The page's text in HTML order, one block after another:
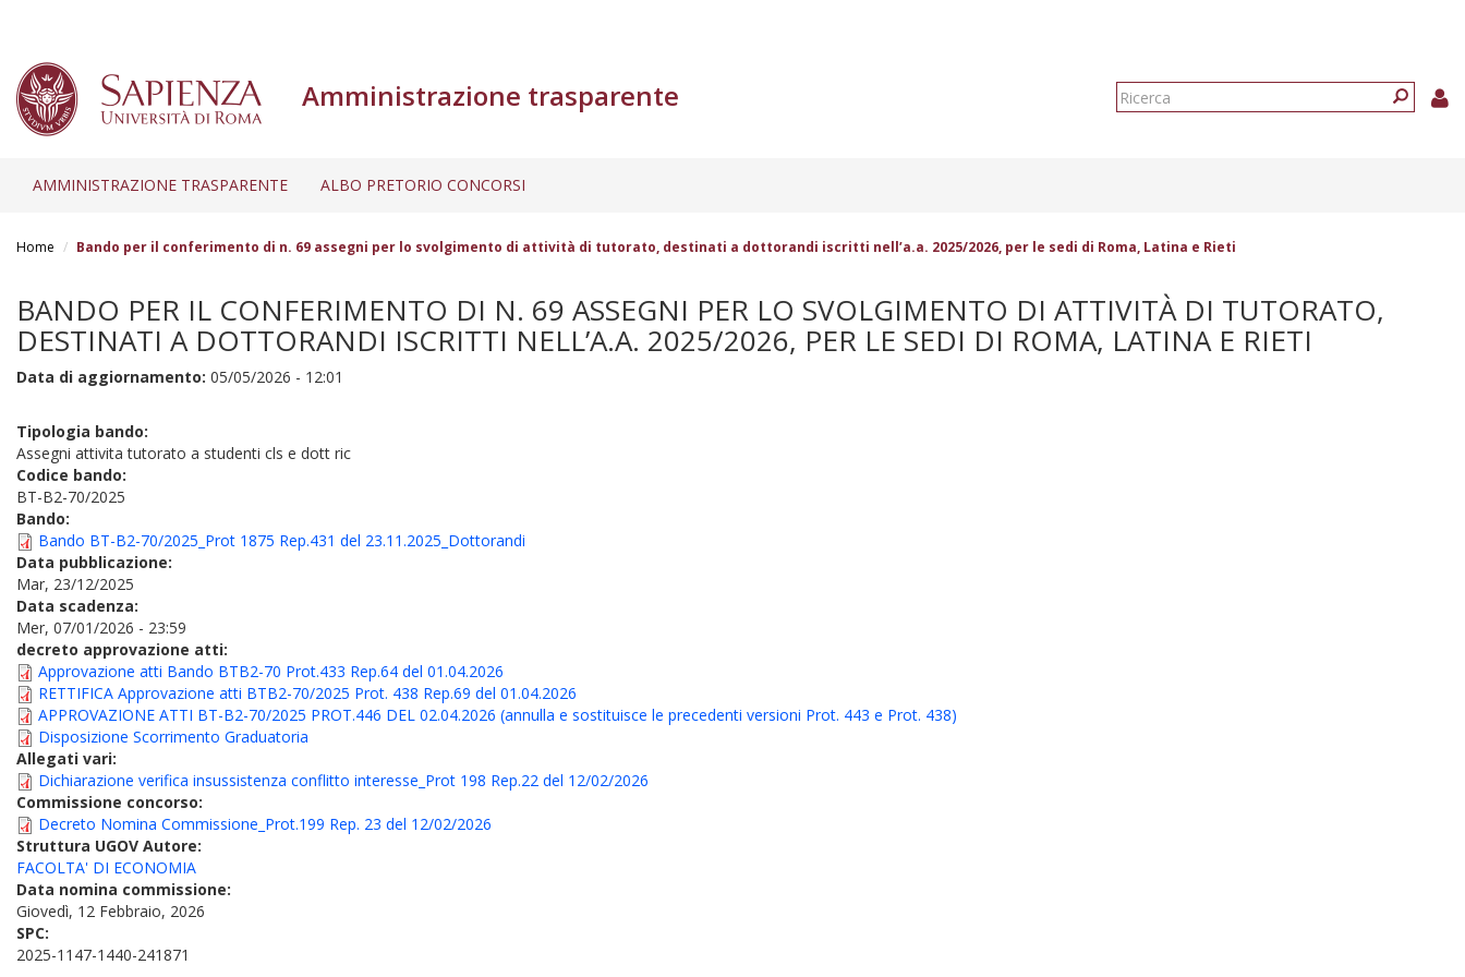
Amministrazione trasparente
Form
AMMINISTRAZIONE TRASPARENTE ALBO PRETORIO CONCORSI
Home Bando per il conferimento di n. 69 assegni per lo svolgimento di attività di tutorato, destinati a dottorandi iscritti nell’a.a. 2025/2026, per le sedi di Roma, Latina e Rieti
BANDO PER IL CONFERIMENTO DI N. 69 ASSEGNI PER LO SVOLGIMENTO DI ATTIVITÀ DI TUTORATO,
DESTINATI A DOTTORANDI ISCRITTI NELL’A.A. 2025/2026, PER LE SEDI DI ROMA, LATINA E RIETI
Data di aggiornamento: 05/05/2026 - 12:01
Tipologia bando:
Assegni attivita tutorato a studenti cls e dott ric
Codice bando:
BT-B2-70/2025
Bando:
Bando BT-B2-70/2025_Prot 1875 Rep.431 del 23.11.2025_Dottorandi
Data pubblicazione:
Mar, 23/12/2025
Data scadenza:
Mer, 07/01/2026 - 23:59
decreto approvazione atti:
Approvazione atti Bando BTB2-70 Prot.433 Rep.64 del 01.04.2026
RETTIFICA Approvazione atti BTB2-70/2025 Prot. 438 Rep.69 del 01.04.2026
APPROVAZIONE ATTI BT-B2-70/2025 PROT.446 DEL 02.04.2026 (annulla e sostituisce le precedenti versioni Prot. 443 e Prot. 438)
Disposizione Scorrimento Graduatoria
Allegati vari:
Dichiarazione verifica insussistenza conflitto interesse_Prot 198 Rep.22 del 12/02/2026
Commissione concorso:
Decreto Nomina Commissione_Prot.199 Rep. 23 del 12/02/2026
Struttura UGOV Autore:
FACOLTA' DI ECONOMIA
Data nomina commissione:
Giovedì, 12 Febbraio, 2026
SPC:
2025-1147-1440-241871